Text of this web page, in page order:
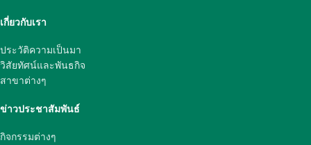
เกี่ยวกับเรา
ประวัติความเป็นมา
วิสัยทัศน์และพันธกิจ
สาขาต่างๆ
ข่าวประชาสัมพันธ์
กิจกรรมต่างๆ